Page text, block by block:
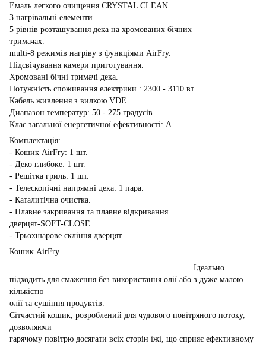
Емаль легкого очищення CRYSTAL CLEAN.
3 нагрівальні елементи.
5 рівнів розташування дека на хромованих бічних
тримачах.
multi-8 режимів нагріву з функціями AirFry.
Підсвічування камери приготування.
Хромовані бічні тримачі дека.
Потужність споживання електрики : 2300 - 3110 вт.
Кабель живлення з вилкою VDE.
Диапазон температур: 50 - 275 градусів.
Клас загальної енергетичної ефективності: А.
Комплектація:
- Кошик AirFry: 1 шт.
- Деко глибоке: 1 шт.
- Решітка гриль: 1 шт.
- Телескопічні напрямні дека: 1 пара.
- Каталитічна очистка.
- Плавне закривання та плавне відкривання
дверцят-SOFT-CLOSE.
- Трьохшарове скління дверцят.
Кошик AirFry
Ідеально
підходить для смаження без використання олії або з дуже малою
кількістю
олії та сушіння продуктів.
Сітчастий кошик, розроблений для чудового повітряного потоку,
дозволяючи
гарячому повітрю досягати всіх сторін їжі, що сприяє ефективному